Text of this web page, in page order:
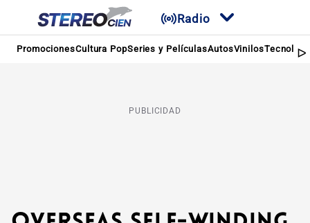
Radio
PromocionesCultura PopSeries y PelículasAutosVinilos
PUBLICIDAD